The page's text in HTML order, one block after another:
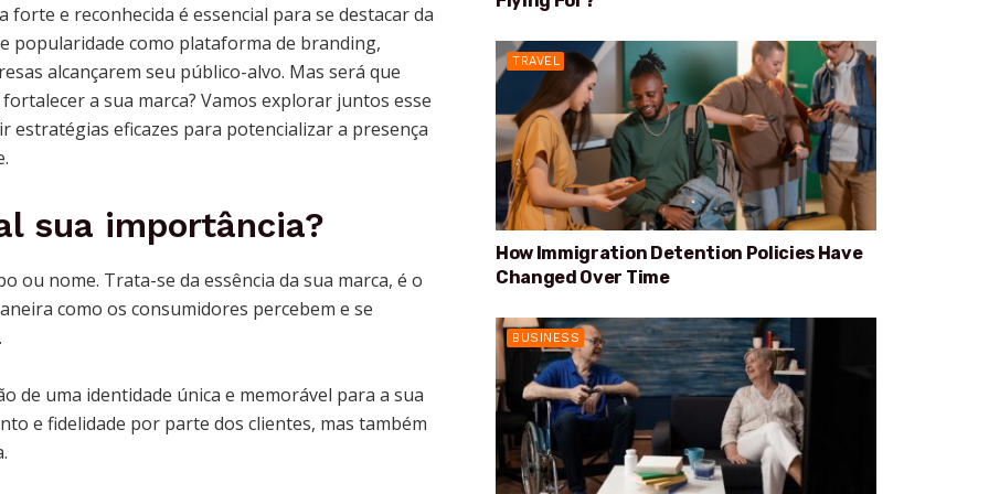
e reconhecida é essencial para se destacar da
popularidade como plataforma de branding,
alcançarem seu público-alvo. Mas será que
a sua marca? Vamos explorar juntos esse
eficazes para potencializar a presença
sua importância?
ou nome. Trata-se da essência da sua marca, é o
como os consumidores percebem e se
de uma identidade única e memorável para a sua
e fidelidade por parte dos clientes, mas também
TRAVEL
How Immigration Detention Policies Have
Changed Over Time
BUSINESS